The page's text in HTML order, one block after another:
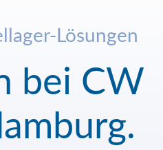
Lösungen
bei CW